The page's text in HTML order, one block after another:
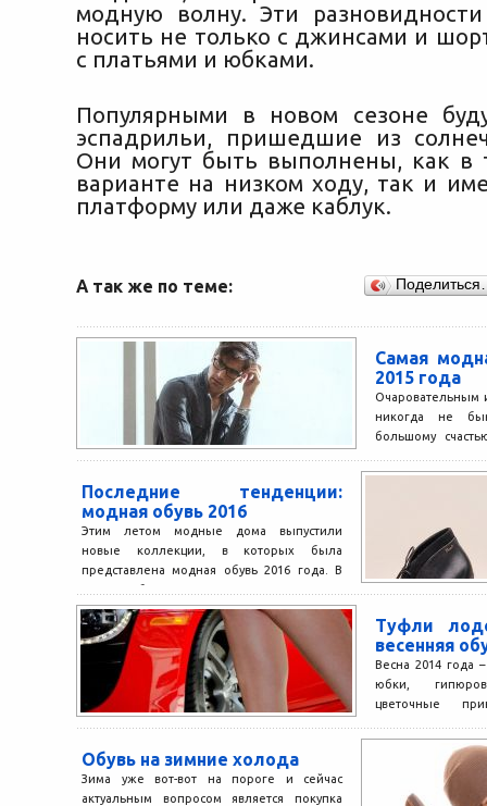
модную волну. Эти
носить не только с джинсами и
с платьями и юбками.
Популярными в новом сезоне
эспадрильи, пришедшие из
Они могут быть выполнены, как в
варианте на низком ходу, так и
платформу или даже каблук.
А так же по теме:
Самая
2015 года
Очаровательным
никогда не
большому
Последние тенденции:
модная обувь 2016
Этим летом модные дома выпустили
новые коллекции, в которых была
представлена модная обувь 2016 года. В
данном обзоре мы перечислим...
Туфли
весенняя
Весна 2014 года
юбки,
цветочные
классические...
Обувь на зимние холода
Зима уже вот-вот на пороге и сейчас
актуальным вопросом является покупка